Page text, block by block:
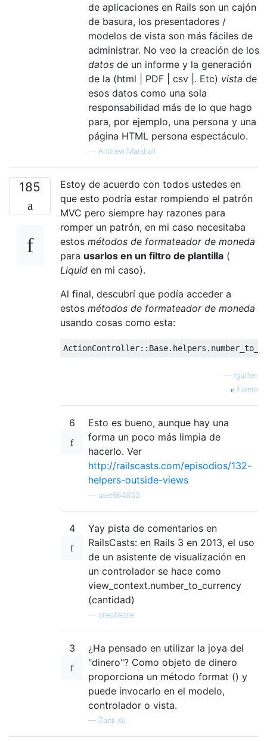
de aplicaciones en Rails son un cajón
de basura, los presentadores /
modelos de vista son más fáciles de
administrar. No veo la creación de los
datos de un informe y la generación
de la (html | PDF | csv |. Etc) vista de
esos datos como una sola
responsabilidad más de lo que hago
para, por ejemplo, una persona y una
página HTML persona espectáculo.
— Andrew Marshall
185
Estoy de acuerdo con todos ustedes en
que esto podría estar rompiendo el patrón
MVC pero siempre hay razones para
romper un patrón, en mi caso necesitaba
estos métodos de formateador de moneda
para usarlos en un filtro de plantilla (
Liquid en mi caso).
Al final, descubrí que podía acceder a
estos métodos de formateador de moneda
usando cosas como esta:
ActionController:: Base. helpers .
fguillen
fuente
6
Esto es bueno, aunque hay una
forma un poco más limpia de
hacerlo. Ver
http://railscasts.com/episodios/132-
helpers-outside-views
user664833
4
Yay pista de comentarios en
RailsCasts: en Rails 3 en 2013, el uso
de un asistente de visualización en
un controlador se hace como
view_context.number_to_currency
(cantidad)
olleolleolle
3
¿Ha pensado en utilizar la joya del
"dinero"? Como objeto de dinero
proporciona un método format () y
puede invocarlo en el modelo,
controlador o vista.
— Zack Xu